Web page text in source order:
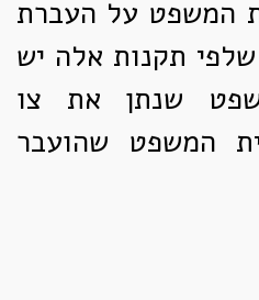
המשפט על העברת
תקנות אלה יש
שנתן את צו
המשפט שהועבר